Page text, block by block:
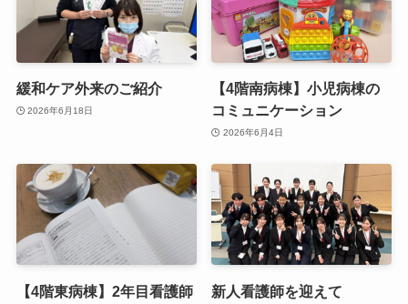
緩和ケア外来のご紹介
2026年6月18日
【4階南病棟】小児病棟の
コミュニケーション
2026年6月4日
【4階東病棟】2年目看護師
新人看護師を迎えて